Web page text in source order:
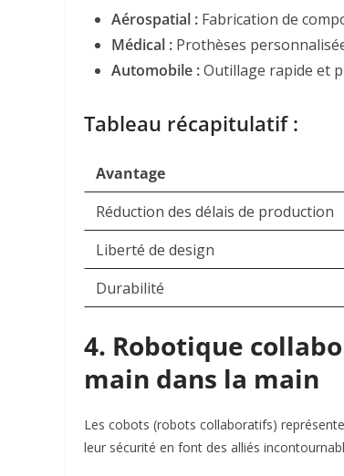
Aérospatial : Fabrication de
Médical : Prothèses
Automobile :Outillage rapide et
Tableau récapitulatif :
Avantage
Réduction des délais de production
Liberté de design
Durabilité
4. Robotique
main dans la main
Les cobots (robots collaboratifs)
leur sécurité en font des alliés